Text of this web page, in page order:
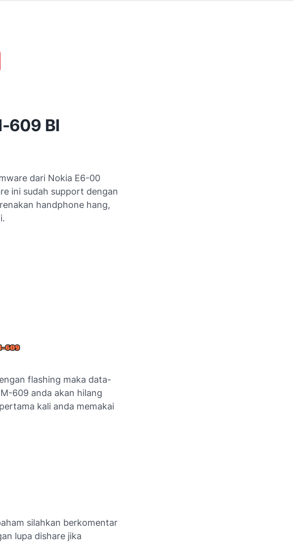
609 BI
dari Nokia E6-00
ini sudah support dengan
handphone hang,
flashing maka data-
609 anda akan hilang
kali anda memakai
silahkan berkomentar
lupa dishare jika